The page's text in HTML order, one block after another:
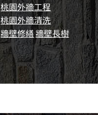
桃園外牆工程
桃園外牆清洗
牆壁修繕牆壁長樹